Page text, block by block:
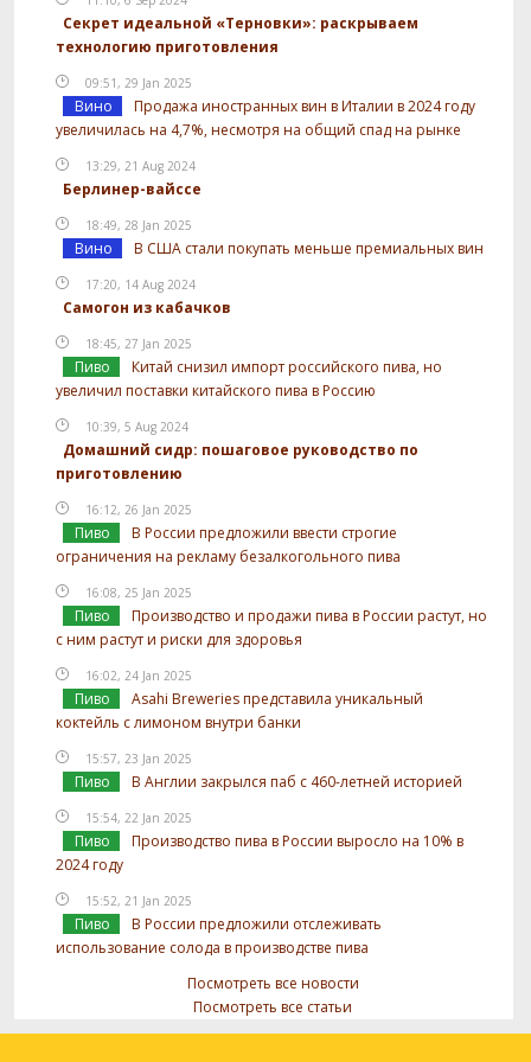
Секрет идеальной «Терновки»: раскрываем
технологию приготовления
09:51, 29 Jan 2025
Вино
Продажа иностранных вин в Италии в 2024 году
увеличилась на 4,7%, несмотря на общий спад на рынке
13:29, 21 Aug 2024
Берлинер-вайссе
18:49, 28 Jan 2025
Вино В США стали покупать меньше премиальных вин
17:20, 14 Aug 2024
Самогон из кабачков
18:45, 27 Jan 2025
Пиво
Китай снизил импорт российского пива, но
увеличил поставки китайского пива в Россию
10:39, 5 Aug 2024
Домашний сидр: пошаговое руководство по
приготовлению
16:12, 26 Jan 2025
Пиво
В России предложили ввести строгие
ограничения на рекламу безалкогольного пива
16:08, 25 Jan 2025
Пиво
Производство и продажи пива в России растут, но
с ним растут и риски для здоровья
16:02, 24 Jan 2025
Пиво
Asahi Breweries представила уникальный
коктейль с лимоном внутри банки
15:57, 23 Jan 2025
Пиво В Англии закрылся паб с 460-летней историей
15:54, 22 Jan 2025
Пиво
Производство пива в России выросло на 10% в
2024 году
15:52, 21 Jan 2025
Пиво
В России предложили отслеживать
использование солода в производстве пива
Посмотреть все новости
Посмотреть все статьи